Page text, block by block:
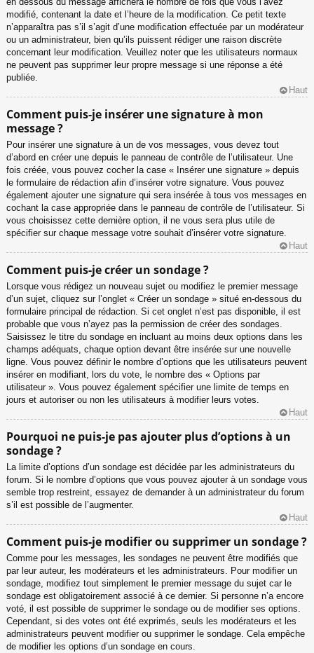
modifié, contenant la date et l’heure de la modification. Ce petit texte
n’apparaîtra pas s’il s’agit d’une modification effectuée par un modérateur
ou un administrateur, bien qu’ils puissent rédiger une raison discrète
concernant leur modification. Veuillez noter que les utilisateurs normaux
ne peuvent pas supprimer leur propre message si une réponse a été
publiée.
Haut
Comment puis-je insérer une signature à mon
message ?
Pour insérer une signature à un de vos messages, vous devez tout
d’abord en créer une depuis le panneau de contrôle de l’utilisateur. Une
fois créée, vous pouvez cocher la case « Insérer une signature » depuis
le formulaire de rédaction afin d’insérer votre signature. Vous pouvez
également ajouter une signature qui sera insérée à tous vos messages en
cochant la case appropriée dans le panneau de contrôle de l’utilisateur. Si
vous choisissez cette dernière option, il ne vous sera plus utile de
spécifier sur chaque message votre souhait d’insérer votre signature.
Haut
Comment puis-je créer un sondage ?
Lorsque vous rédigez un nouveau sujet ou modifiez le premier message
d’un sujet, cliquez sur l’onglet « Créer un sondage » situé en-dessous du
formulaire principal de rédaction. Si cet onglet n’est pas disponible, il est
probable que vous n’ayez pas la permission de créer des sondages.
Saisissez le titre du sondage en incluant au moins deux options dans les
champs adéquats, chaque option devant être insérée sur une nouvelle
ligne. Vous pouvez définir le nombre d’options que les utilisateurs peuvent
insérer en modifiant, lors du vote, le nombre des « Options par
utilisateur ». Vous pouvez également spécifier une limite de temps en
jours et autoriser ou non les utilisateurs à modifier leurs votes.
Haut
Pourquoi ne puis-je pas ajouter plus d’options à un
sondage ?
La limite d’options d’un sondage est décidée par les administrateurs du
forum. Si le nombre d’options que vous pouvez ajouter à un sondage vous
semble trop restreint, essayez de demander à un administrateur du forum
s’il est possible de l’augmenter.
Haut
Comment puis-je modifier ou supprimer un sondage ?
Comme pour les messages, les sondages ne peuvent être modifiés que
par leur auteur, les modérateurs et les administrateurs. Pour modifier un
sondage, modifiez tout simplement le premier message du sujet car le
sondage est obligatoirement associé à ce dernier. Si personne n’a encore
voté, il est possible de supprimer le sondage ou de modifier ses options.
Cependant, si des votes ont été exprimés, seuls les modérateurs et les
administrateurs peuvent modifier ou supprimer le sondage. Cela empêche
de modifier les options d’un sondage en cours.